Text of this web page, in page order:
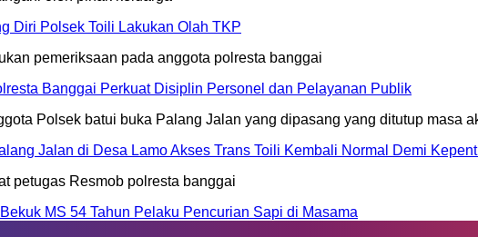
Diri Polsek Toili Lakukan Olah TKP
Banggai Perkuat Disiplin Personel dan Pelayanan Publik
Jalan di Desa Lamo Akses Trans Toili Kembali Normal Demi
MS 54 Tahun Pelaku Pencurian Sapi di Masama